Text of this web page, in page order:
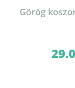
Görög